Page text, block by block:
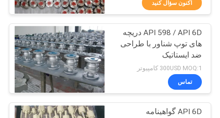
بگیرید
اخبار
درخواست
نقل
قول شیر توپی شناور
34
اکنون سؤال کنید
API 598 / API 6D دریچه
های توپ شناور با طراحی
ضد ایستاتیک
300USD MOQ:1 کامپیوتر
تماس
API 6D گواهینامه